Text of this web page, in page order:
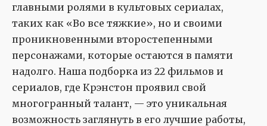
главными ролями в культовых сериалах,
таких как «Во все тяжкие», но и своими
проникновенными второстепенными
персонажами, которые остаются в памяти
надолго. Наша подборка из 22 фильмов и
сериалов, где Крэнстон проявил свой
многогранный талант, — это уникальная
возможность заглянуть в его лучшие работы,